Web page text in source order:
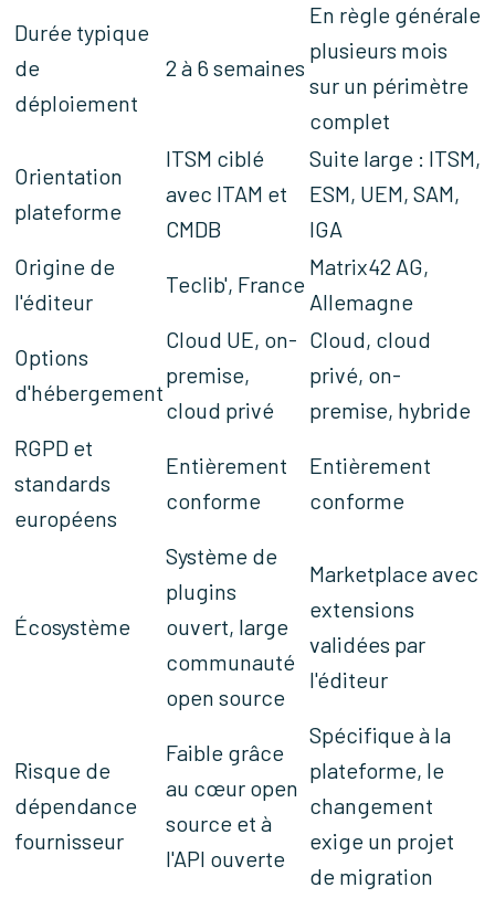
Durée typique
de
déploiement
2 à 6 semaines
En règle générale
plusieurs mois
sur un périmètre
complet
Orientation
plateforme
ITSM ciblé
avec ITAM et
CMDB
Suite large : ITSM,
ESM, UEM, SAM,
IGA
Origine de
l'éditeur
Teclib', France
Matrix42 AG,
Allemagne
Options
d'hébergement
Cloud UE, on-
premise,
cloud privé
Cloud, cloud
privé, on-
premise, hybride
RGPD et
standards
européens
Entièrement
conforme
Entièrement
conforme
Écosystème
Système de
plugins
ouvert, large
communauté
open source
Marketplace avec
extensions
validées par
l'éditeur
Risque de
dépendance
fournisseur
Faible grâce
au cœur open
source et à
l'API ouverte
Spécifique à la
plateforme, le
changement
exige un projet
de migration